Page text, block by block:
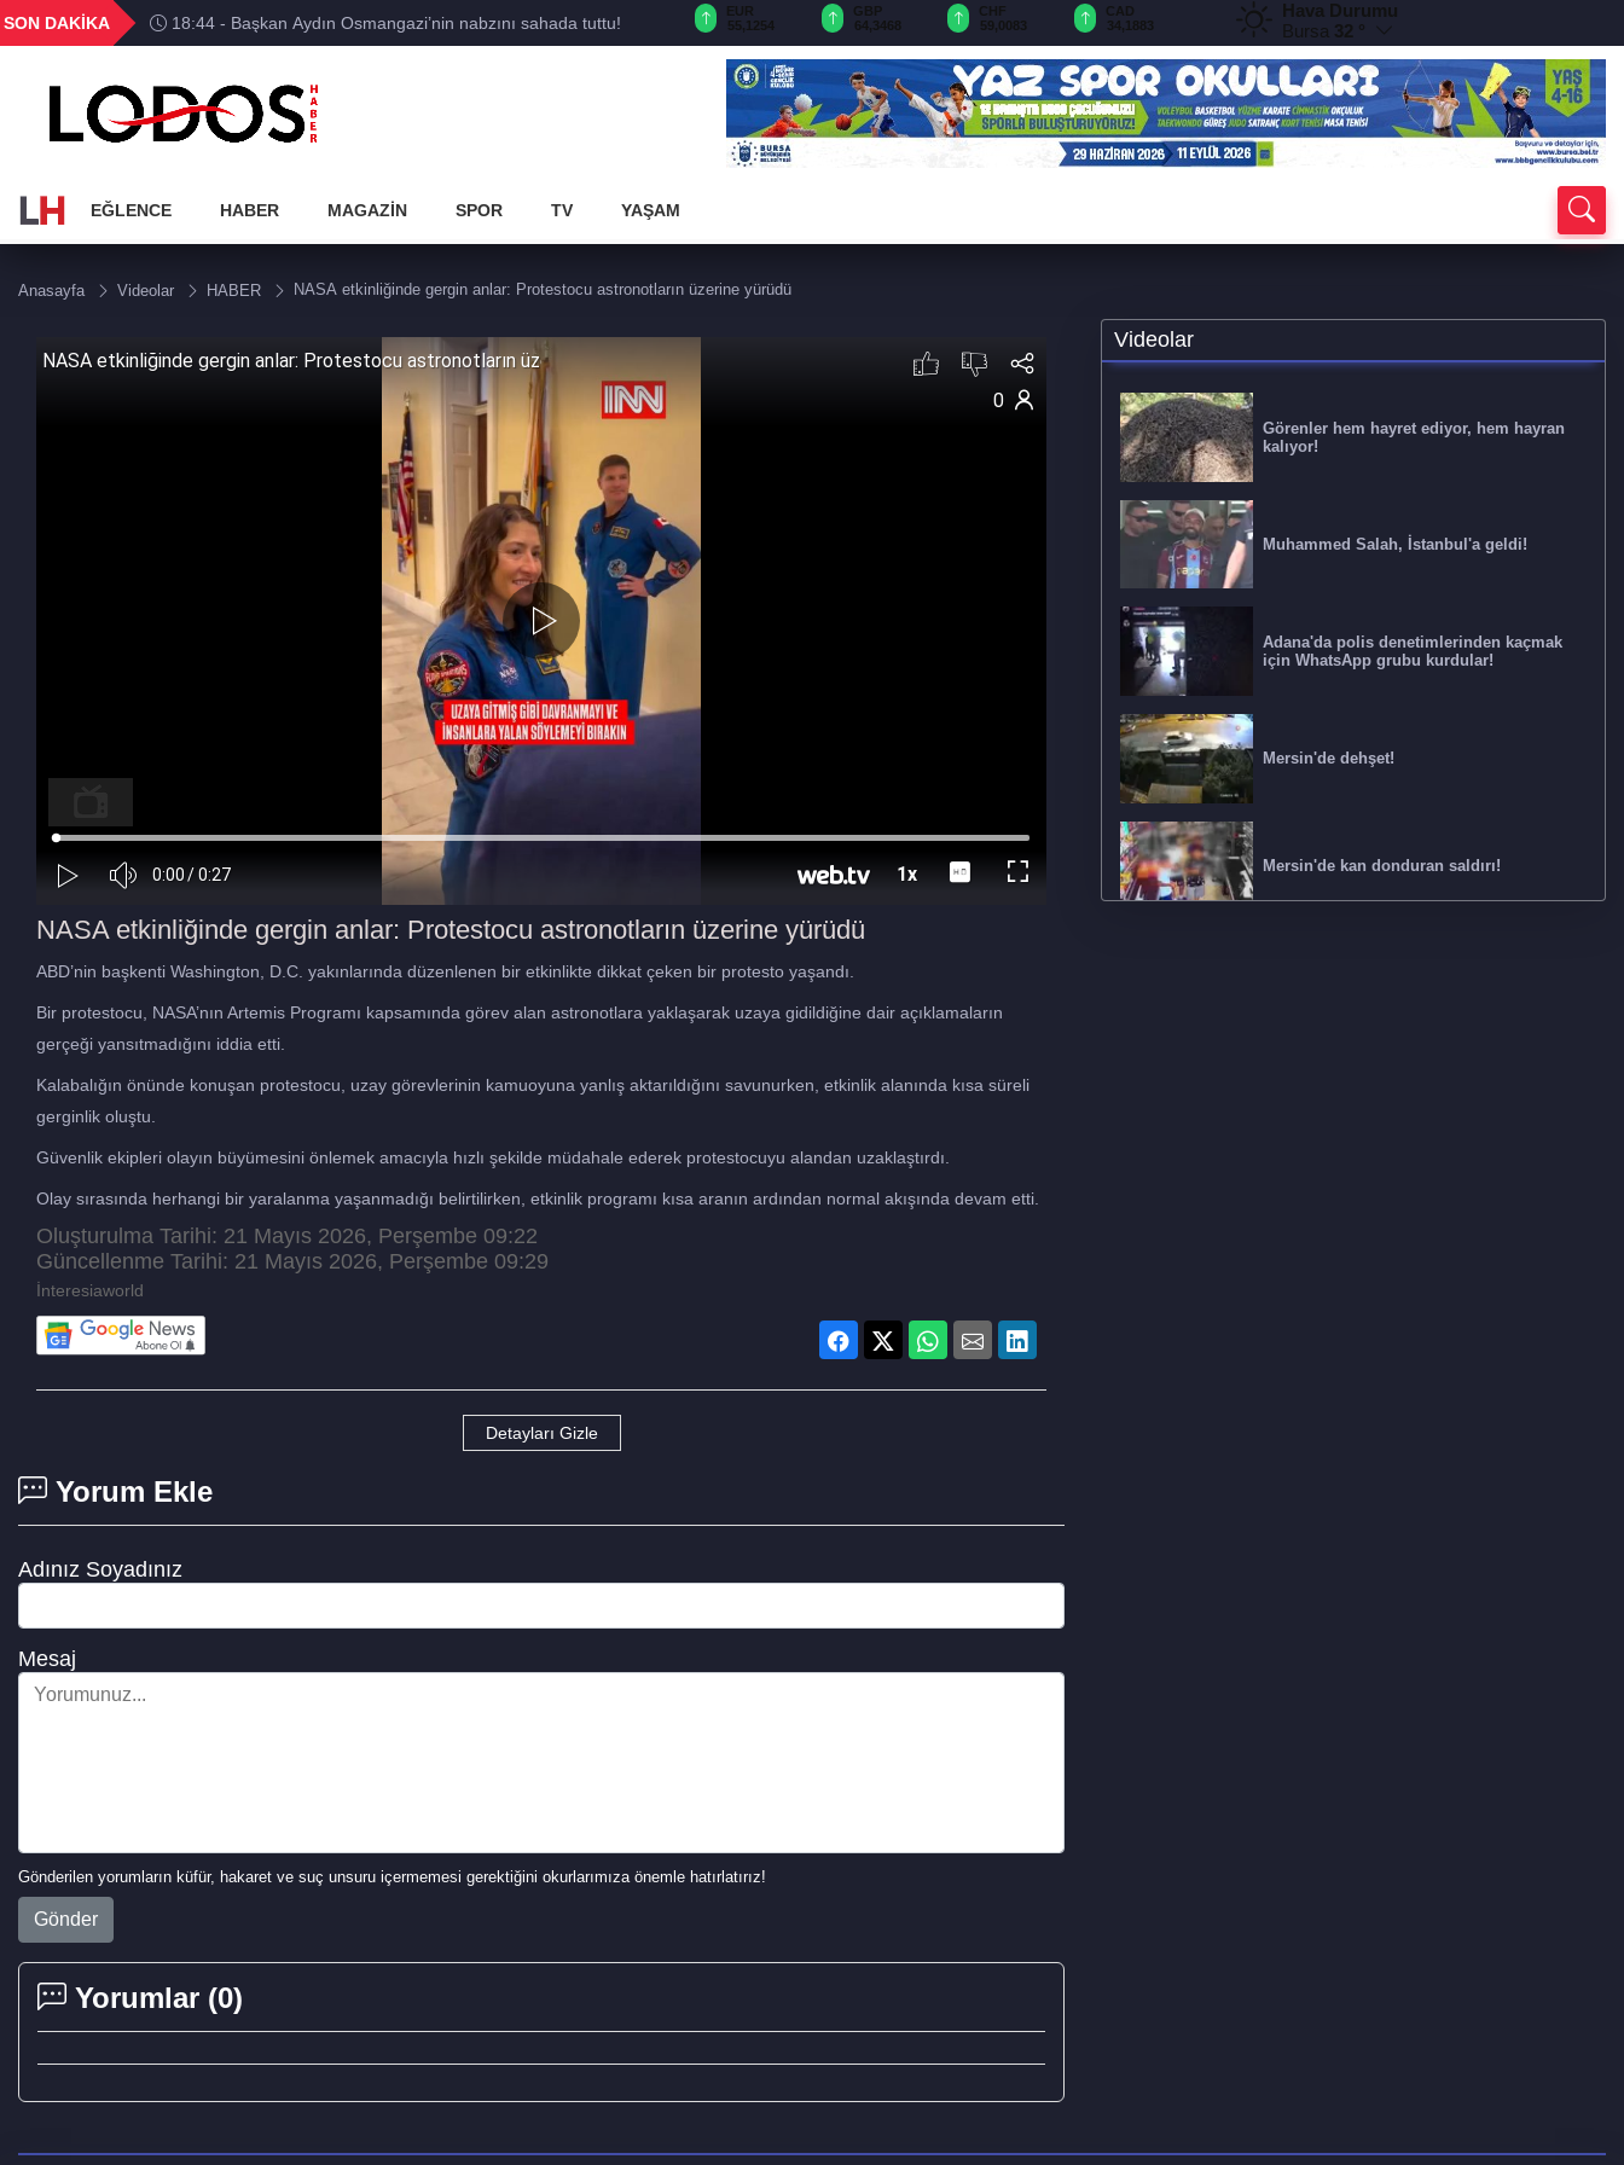
SON DAKİKA 18:44 - Başkan Aydın Osmangazi’nin nabzını sahada tuttu!
BGN
27,9743
0,0018
6.660,55
13.779,39
47,6787
EUR
55,1254
GBP
64,3468
CHF
59,0083
CAD
34,1883
RUB
0,5822
AED
12,9805
Hava Durumu
Bursa 32 °
EĞLENCE HABER MAGAZİN SPOR TV YAŞAM
Anasayfa Videolar HABER NASA etkinliğinde gergin anlar: Protestocu astronotların üzerine yürüdü
NASA etkinliğinde gergin anlar: Protestocu astronotların üzerine yürüdü
ABD’nin başkenti Washington, D.C. yakınlarında düzenlenen bir etkinlikte dikkat çeken bir protesto yaşandı.
Bir protestocu, NASA’nın Artemis Programı kapsamında görev alan astronotlara yaklaşarak uzaya gidildiğine dair açıklamaların
gerçeği yansıtmadığını iddia etti.
Kalabalığın önünde konuşan protestocu, uzay görevlerinin kamuoyuna yanlış aktarıldığını savunurken, etkinlik alanında kısa süreli
gerginlik oluştu.
Güvenlik ekipleri olayın büyümesini önlemek amacıyla hızlı şekilde müdahale ederek protestocuyu alandan uzaklaştırdı.
Olay sırasında herhangi bir yaralanma yaşanmadığı belirtilirken, etkinlik programı kısa aranın ardından normal akışında devam etti.
Oluşturulma Tarihi: 21 Mayıs 2026, Perşembe 09:22
Güncellenme Tarihi: 21 Mayıs 2026, Perşembe 09:29
İnteresiaworld
Detayları Gizle
Yorum Ekle
Adınız Soyadınız
Mesaj
Gönderilen yorumların küfür, hakaret ve suç unsuru içermemesi gerektiğini okurlarımıza önemle hatırlatırız!
Gönder
Yorumlar (0)
Videolar
Görenler hem hayret ediyor, hem hayran
kalıyor!
Muhammed Salah, İstanbul'a geldi!
Adana'da polis denetimlerinden kaçmak
için WhatsApp grubu kurdular!
Mersin'de dehşet!
Mersin'de kan donduran saldırı!